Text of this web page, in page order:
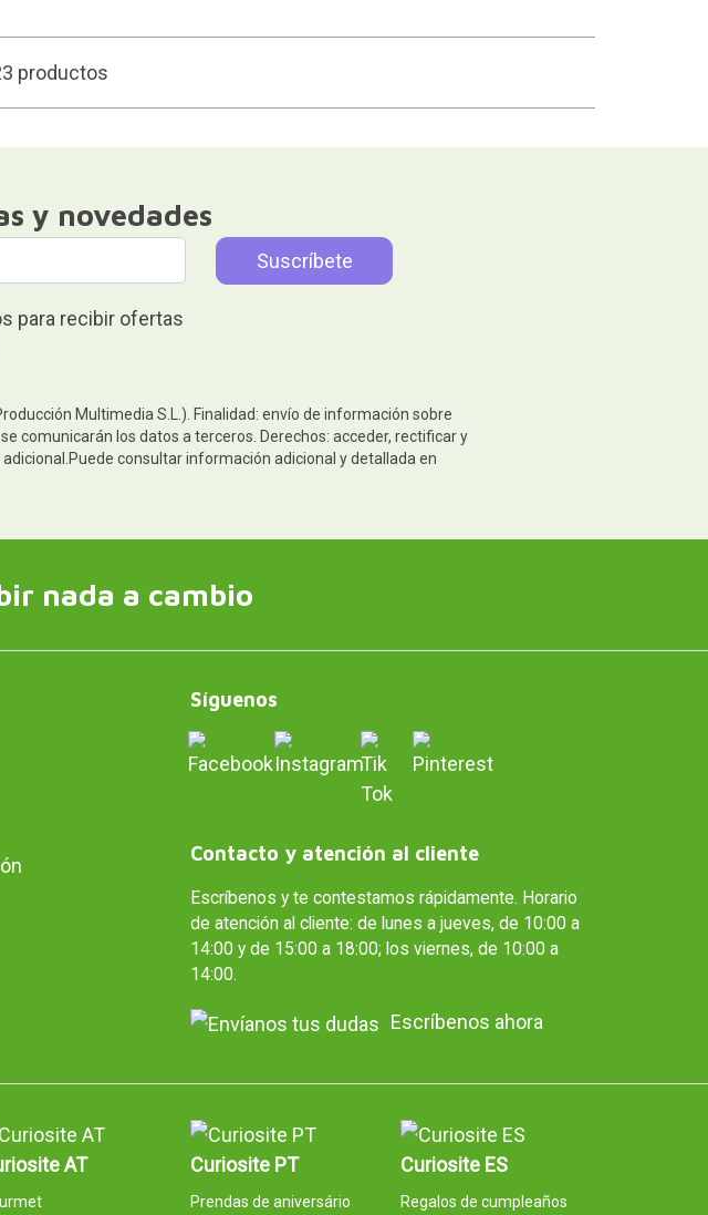
productos
y novedades
para recibir ofertas
Multimedia S.L.). Finalidad: envío de información sobre
comunicarán los datos a terceros. Derechos: acceder, rectificar y
consultar información adicional y detallada en
nada a cambio
Síguenos
Contacto y atención al cliente
Escríbenos y te contestamos rápidamente. Horario
de atención al cliente: de lunes a jueves, de 10:00 a
14:00 y de 15:00 a 18:00; los viernes, de 10:00 a
14:00.
Escríbenos ahora
AT Curiosite PT
Prendas de aniversário
Curiosite ES
Regalos de cumpleaños